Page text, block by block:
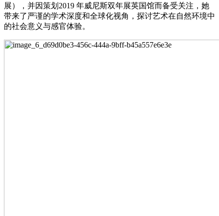
展），并因策划2019 年威尼斯双年展英国馆而备受关注，她
带来了严谨的学术深度和全球化视角，探讨艺术在自然环境中
的社会意义与感官体验。